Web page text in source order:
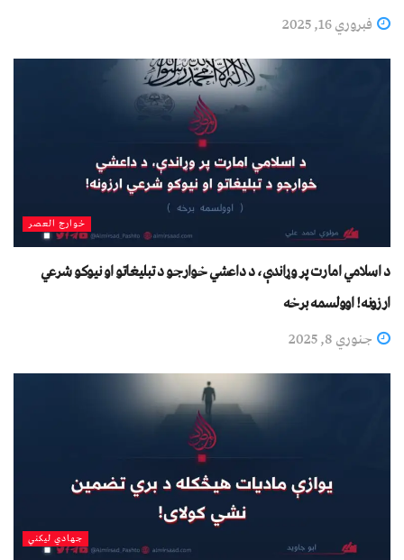
فبروري 16, 2025
خوارج العصر
د اسلامي امارت پر وړاندې، د داعشي خوارجو د تبليغاتو او نیوکو شرعي
ارزونه! اوولسمه برخه
جنوري 8, 2025
جهادي لیکني